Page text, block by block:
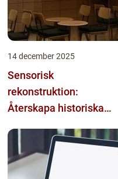
14 december 2025
Sensorisk
rekonstruktion:
Återskapa historiska
multimodala AI